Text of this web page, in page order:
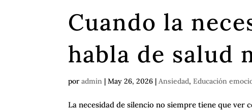
Cuando la
habla de salud
poradmin |May 26, 2026 |Ansiedad,Educación
La necesidad de silencio no siempre tiene que